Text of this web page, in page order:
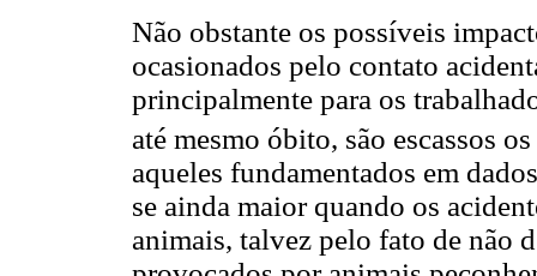
Não obstante os possíveis
ocasionados pelo contato
principalmente para os
até mesmo óbito, são escassos
aqueles fundamentados em
se ainda maior quando os
animais, talvez pelo fato de não